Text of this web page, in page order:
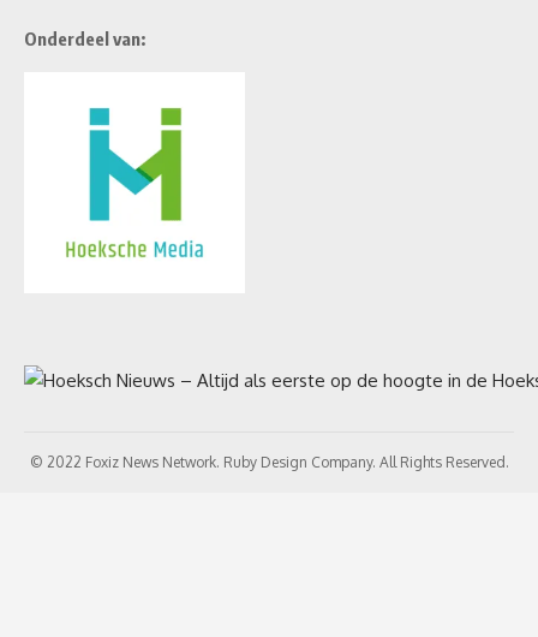
Onderdeel van:
© 2022 Foxiz News Network. Ruby Design Company. All Rights Reserved.